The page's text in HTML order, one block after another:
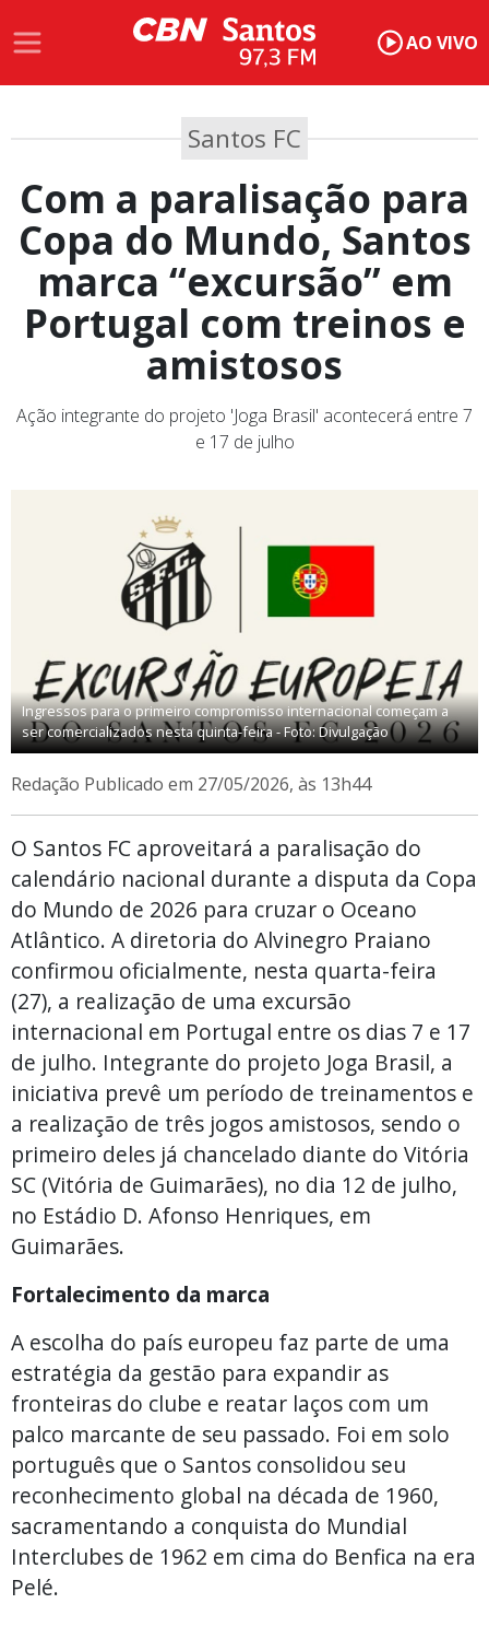
AO VIVO
Santos FC
Com a paralisação para
Copa do Mundo, Santos
marca “excursão” em
Portugal com treinos e
amistosos
Ação integrante do projeto 'Joga Brasil' acontecerá entre 7
e 17 de julho
Ingressos para o primeiro compromisso internacional começam a
ser comercializados nesta quinta-feira - Foto: Divulgação
Redação Publicado em 27/05/2026, às 13h44
O Santos FC aproveitará a paralisação do
calendário nacional durante a disputa da Copa
do Mundo de 2026 para cruzar o Oceano
Atlântico. A diretoria do Alvinegro Praiano
confirmou oficialmente, nesta quarta-feira
(27), a realização de uma excursão
internacional em Portugal entre os dias 7 e 17
de julho. Integrante do projeto Joga Brasil, a
iniciativa prevê um período de treinamentos e
a realização de três jogos amistosos, sendo o
primeiro deles já chancelado diante do Vitória
SC (Vitória de Guimarães), no dia 12 de julho,
no Estádio D. Afonso Henriques, em
Guimarães.
Fortalecimento da marca
A escolha do país europeu faz parte de uma
estratégia da gestão para expandir as
fronteiras do clube e reatar laços com um
palco marcante de seu passado. Foi em solo
português que o Santos consolidou seu
reconhecimento global na década de 1960,
sacramentando a conquista do Mundial
Interclubes de 1962 em cima do Benfica na era
Pelé.